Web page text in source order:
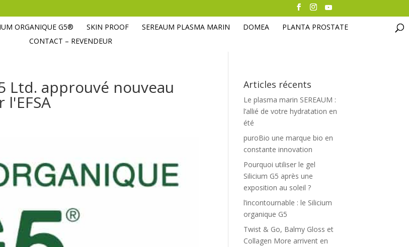
ORGANIQUE G5® SKIN PROOF SEREAUM PLASMA MARIN DOMEA
PLANTA PROSTATE
CONTACT – REVENDEUR
Ltd. approuvé nouveau Articles récents
Le plasma marin SEREAUM :
l’allié de votre hydratation en
été
puroBio une marque bio en
constante innovation
Pourquoi utiliser le gel
Silicium G5 après une
exposition au soleil ?
l’incontournable : le Silicium
organique G5
Twist & Go, Balmy Gloss et
Collagen More arrivent en